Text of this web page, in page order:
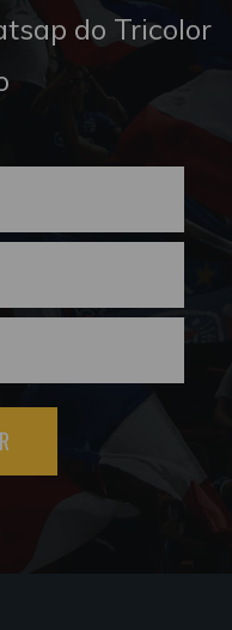
do Tricolor